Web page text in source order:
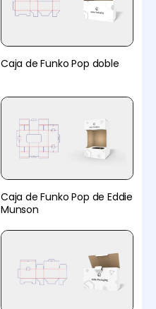
Caja de Funko Pop doble
Caja de Funko Pop de Eddie
Munson